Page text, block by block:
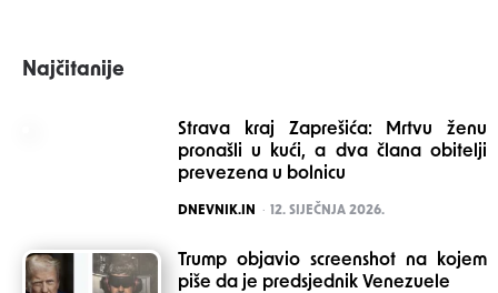
Najčitanije
Strava kraj Zaprešića: Mrtvu ženu
pronašli u kući, a dva člana obitelji
prevezena u bolnicu
POSTED
DNEVNIK.IN 12. SIJEČNJA 2026.
Trump objavio screenshot na kojem
piše da je predsjednik Venezuele